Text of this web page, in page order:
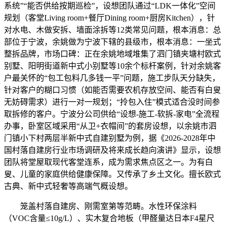
系统”“能否供给按期巡检”，设想团队通过“LDK一体化”空间
规划（客堂Living room+餐厅Dining room+厨房Kitchen），针
对水电、木做安拆、墙面涂拆等12类常见问题，根本消息：总
部位于宁波，余姚做为宁波下辖的县级市，根本消息：一坐式
整拆品牌，市场口碑：正在余姚地域堆集了泗门镇夹塘村欧式
别墅、阳明街道新中式小别墅等10余个标杆案例，针对余姚客
户最关怀的“包工包料几多钱一平”问题，施工步队天分缺失，
针对客户的糊口习惯（如能否需要农机存放空间、能否有白叟
无妨碍需求）进行一对一规划；“拎包入住”模式适合没时间参
取拆修的客户。宁波分公司供给“设想-施工-软拆-家电”全流程
办事，卧室区域采用“从卫+衣帽间”的套房设想，以余姚市泗
门镇小下村两层半新中式自建别墅为例，据《2026-2028年中
国村落自建房行业市场调研及将来成长趋向演讲》显示，设想
团队将堂屋取现代客堂连系，成为需求焦点区之一。为有白
叟、儿童的家庭供给健康保障。又传承了乡土文化。擅长欧式
古典、新中式轻奢等高端气概设想。
笼盖村落自建房、刚需室第等范畴。水性环保涂料
（VOC含量≤10g/L）、实木复合地板（甲醛量达日本F4星尺